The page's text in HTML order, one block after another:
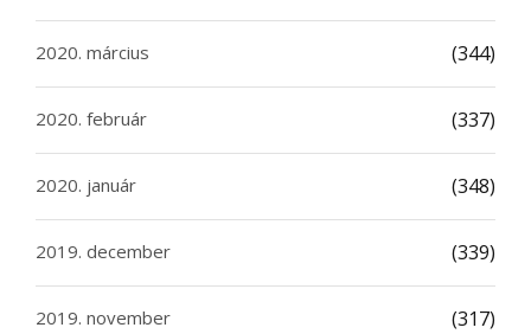
2020. március (344)
2020. február (337)
2020. január (348)
2019. december (339)
2019. november (317)